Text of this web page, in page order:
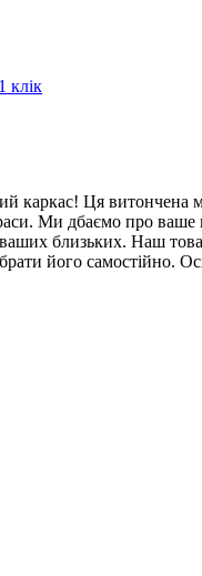
клік
каркас! Ця витончена
Ми дбаємо про ваше
близьких. Наш
його самостійно.